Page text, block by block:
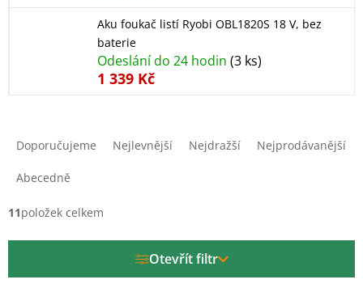
Aku foukač listí Ryobi OBL1820S 18 V, bez
baterie
Odeslání do 24 hodin (3 ks)
1 339 Kč
í
Doporučujeme Nejlevnější Nejdražší Nejprodávanější
Abecedně
11položek celkem
Otevřít filtr